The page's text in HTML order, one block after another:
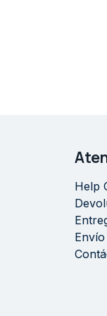
Help
Envío